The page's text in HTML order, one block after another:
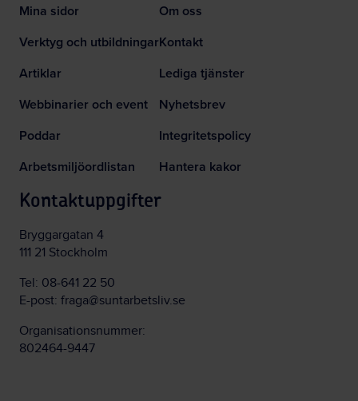
Mina sidor
Verktyg och utbildningar
Artiklar
Webbinarier och event
Poddar
Arbetsmiljöordlistan
Om oss
Kontakt
Lediga tjänster
Nyhetsbrev
Integritetspolicy
Hantera kakor
Kontaktuppgifter
Bryggargatan 4
111 21 Stockholm
Tel: 08-641 22 50
E-post: fraga@suntarbetsliv.se
Organisationsnummer:
802464-9447